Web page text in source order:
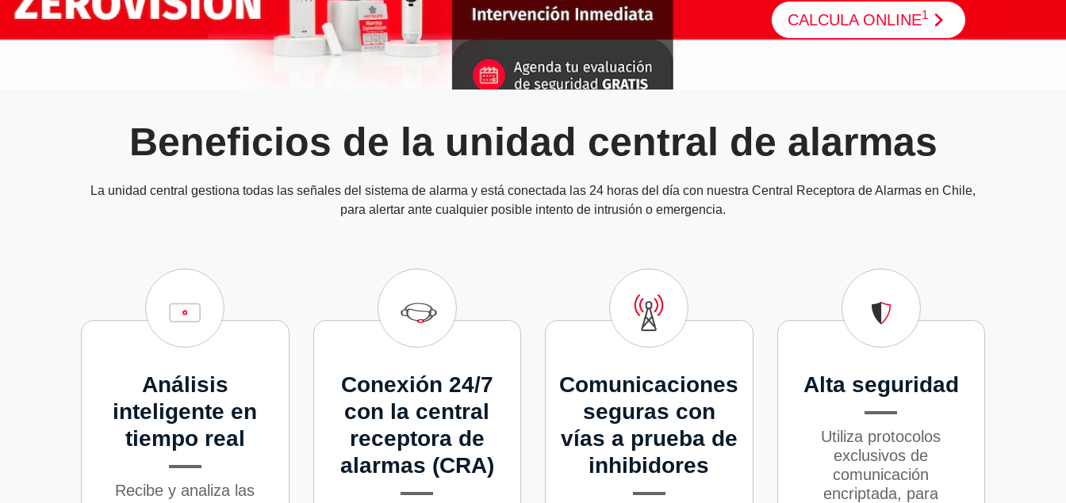
CALCULA ONLINE1
Beneficios de la unidad central de alarmas
La unidad central gestiona todas las señales del sistema de alarma y está conectada las 24 horas del día con nuestra Central Receptora de Alarmas en Chile,
para alertar ante cualquier posible intento de intrusión o emergencia.
Análisis
inteligente en
tiempo real
Recibe y analiza las
Conexión 24/7
con la central
receptora de
alarmas (CRA)
Comunicaciones
seguras con
vías a prueba de
inhibidores
Alta seguridad
Utiliza protocolos
exclusivos de
comunicación
encriptada, para